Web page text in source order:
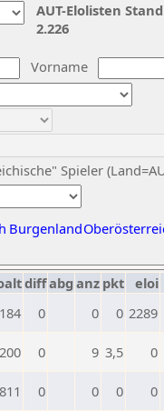
Vorname
Spieler
Burgenland
AUT-Elolisten
2.226
diffabg anz pkt eloi
0 0 0 2289
0 9 3,5 0
0 0 0 0